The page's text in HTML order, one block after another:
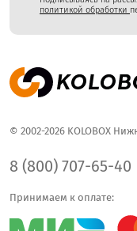
политикой обработки
© 2002-2026 KOLOBOX
8 (800) 707-65-40
Принимаем к оплате: